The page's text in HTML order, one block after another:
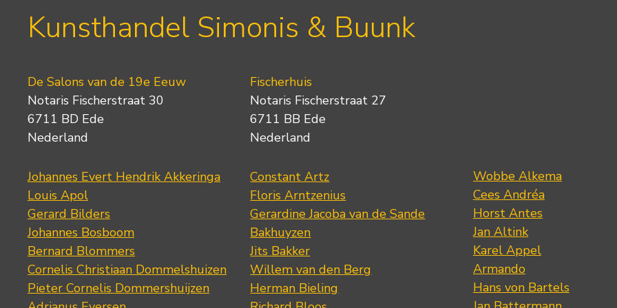
Kunsthandel Simonis & Buunk
De Salons van de 19e Eeuw
Notaris Fischerstraat 30
6711 BD Ede
Nederland
Johannes Evert Hendrik Akkeringa
Louis Apol
Gerard Bilders
Johannes Bosboom
Bernard Blommers
Cornelis Christiaan Dommelshuizen
Pieter Cornelis Dommershuijzen
Fischerhuis
Notaris Fischerstraat 27
6711 BB Ede
Nederland
Constant Artz
Floris Arntzenius
Gerardine Jacoba van de Sande
Bakhuyzen
Jits Bakker
Willem van den Berg
Herman Bieling
Wobbe Alkema
Cees Andréa
Horst Antes
Jan Altink
Karel Appel
Armando
Hans von Bartels